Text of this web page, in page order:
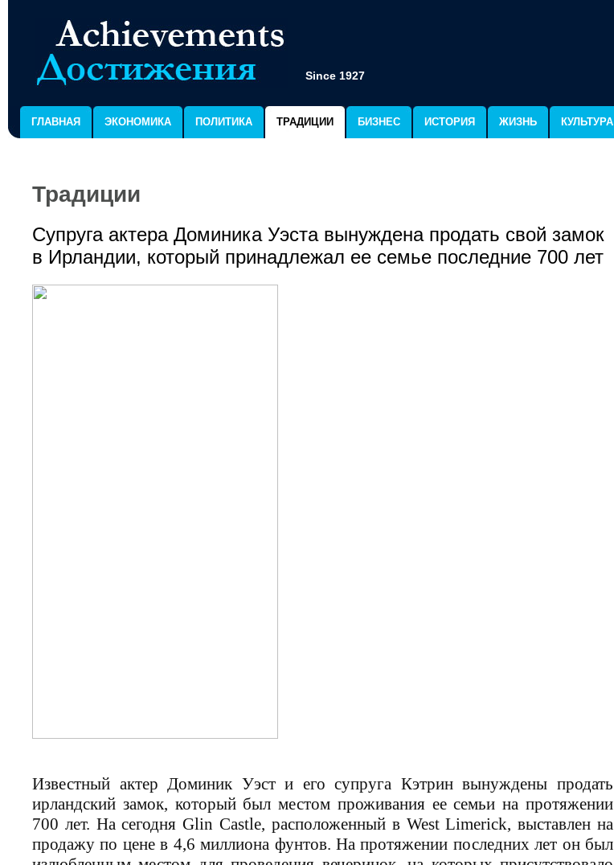
Since 1927
ГЛАВНАЯ ЭКОНОМИКА ПОЛИТИКА ТРАДИЦИИ БИЗНЕС ИСТОРИЯ ЖИЗНЬ КУЛЬТУРА
Традиции
Супруга актера Доминика Уэста вынуждена продать свой замок
в Ирландии, который принадлежал ее семье последние 700 лет
Известный актер Доминик Уэст и его супруга Кэтрин вынуждены продать
ирландский замок, который был местом проживания ее семьи на протяжении
700 лет. На сегодня Glin Castle, расположенный в West Limerick, выставлен на
продажу по цене в 4,6 миллиона фунтов. На протяжении последних лет он был